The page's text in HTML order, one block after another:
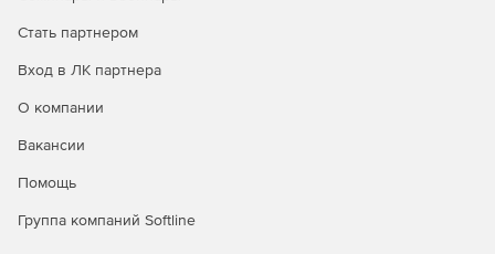
Стать партнером
Вход в ЛК партнера
О компании
Вакансии
Помощь
Группа компаний Softline